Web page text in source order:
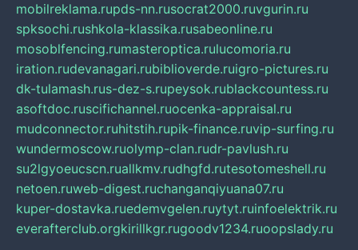
mobilreklama.rupds-nn.rusocrat2000.ruvgurin.ru
spksochi.rushkola-klassika.rusabeonline.ru
mosoblfencing.rumasteroptica.rulucomoria.ru
iration.rudevanagari.rubiblioverde.ruigro-pictures.ru
dk-tulamash.rus-dez-s.rupeysok.rublackcountess.ru
asoftdoc.ruscifichannel.ruocenka-appraisal.ru
mudconnector.ruhitstih.rupik-finance.ruvip-surfing.ru
wundermoscow.ruolymp-clan.rudr-pavlush.ru
su2lgyoeucscn.ruallkmv.rudhgfd.rutesotomeshell.ru
netoen.ruweb-digest.ruchanganqiyuana07.ru
kuper-dostavka.ruedemvgelen.ruytyt.ruinfoelektrik.ru
everafterclub.orgkirillkgr.rugoodv1234.ruoopslady.ru